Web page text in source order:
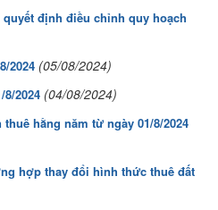
định điều chỉnh quy hoạch
2024 (05/08/2024)
2024 (04/08/2024)
hằng năm từ ngày 01/8/2024
hợp thay đổi hình thức thuê đất